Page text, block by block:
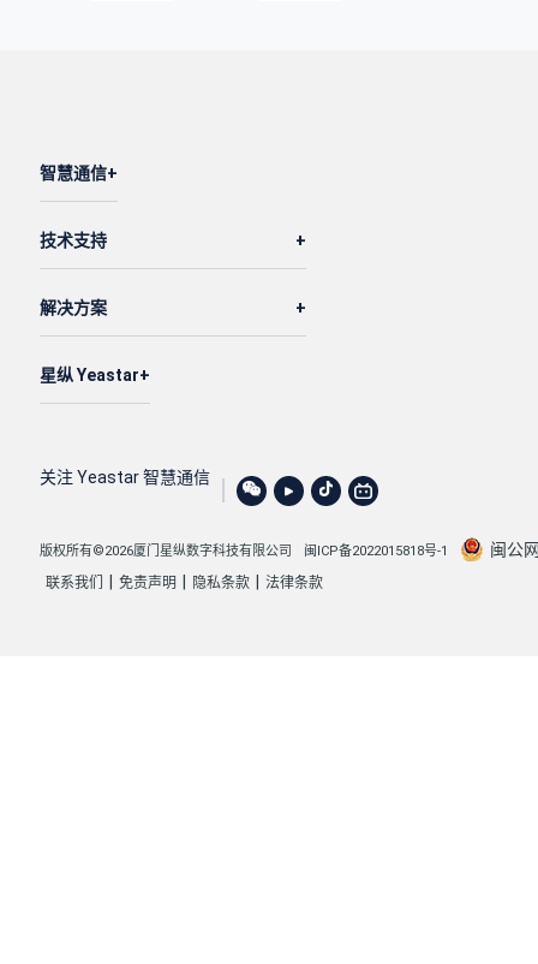
智慧通信
技术支持
解决方案
星纵 Yeastar
关注 Yeastar 智慧通信
版权所有©2026厦门星纵数字科技有限公司 闽ICP备2022015818号-1 闽公
联系我们 免责声明 隐私条款 法律条款